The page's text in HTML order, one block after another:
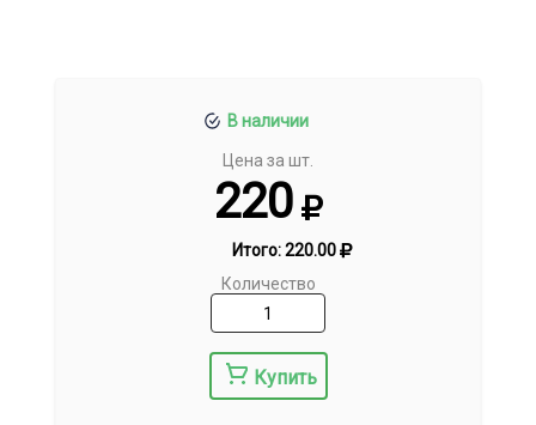
В наличии
Цена за шт.
220
Итого:220.00
Количество
Купить